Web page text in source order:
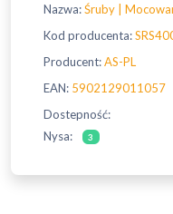
Nazwa:Śruby |
Kod producenta:
Producent:AS-PL
EAN: 5902129011057
Dostepność:
Nysa:
3